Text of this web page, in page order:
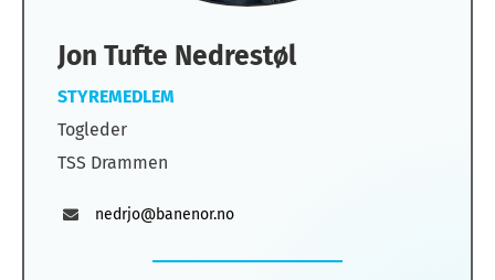
Jon Tufte Nedrestøl
STYREMEDLEM
Togleder
TSS Drammen
nedrjo@banenor.no